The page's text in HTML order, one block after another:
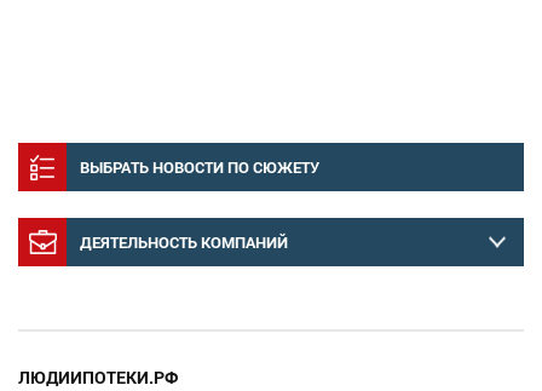
ВЫБРАТЬ НОВОСТИ ПО СЮЖЕТУ
ДЕЯТЕЛЬНОСТЬ КОМПАНИЙ
ЛЮДИИПОТЕКИ.РФ